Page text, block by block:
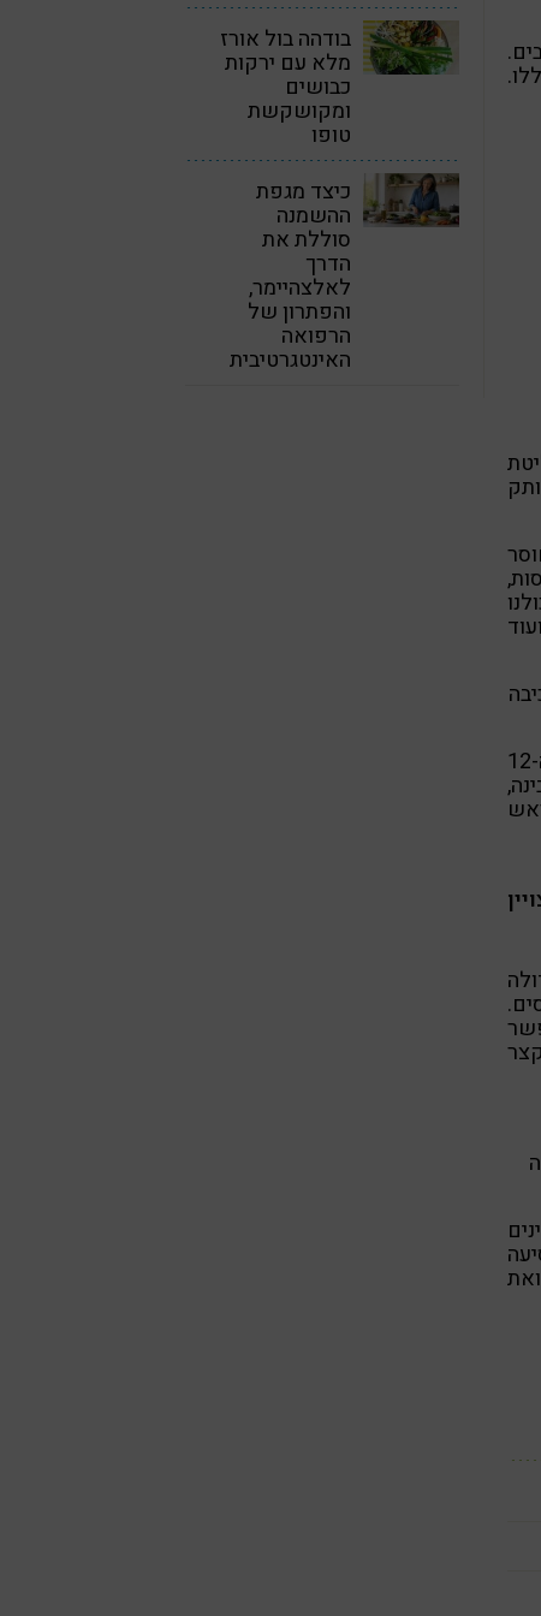
מה לא עושים? יותר ויותר אנשים לצערי הרב, מצאו את המכה ה-12
, אפשר
בודהה בול אורז
מלא עם ירקות
כבושים
ומקושקשת
טופו
כיצד מגפת
ההשמנה
סוללת את
הדרך
לאלצהיימר,
והפתרון של
הרפואה
האינטגרטיבית